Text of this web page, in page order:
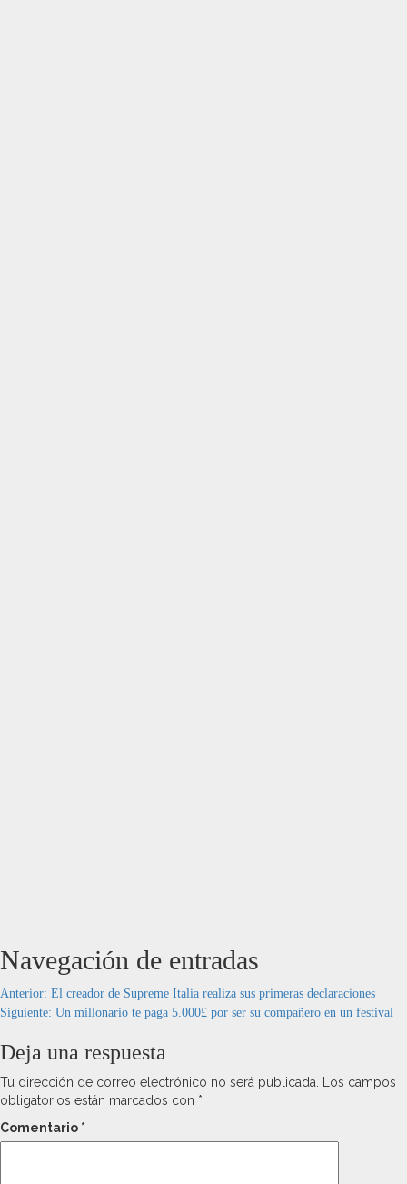
Navegación de entradas
Anterior: El creador de Supreme Italia realiza sus primeras declaraciones
Siguiente: Un millonario te paga 5.000£ por ser su compañero en un festival
Deja una respuesta
Tu dirección de correo electrónico no será publicada. Los campos
obligatorios están marcados con *
Comentario *